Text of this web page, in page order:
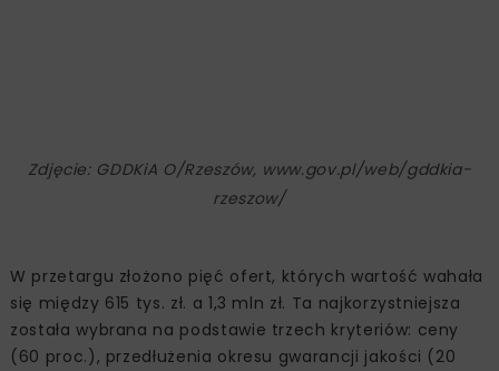
Zdjęcie: GDDKiA O/Rzeszów, www.gov.pl/web/gddkia-
rzeszow/
W przetargu złożono pięć ofert, których wartość wahała
się między 615 tys. zł. a 1,3 mln zł. Ta najkorzystniejsza
została wybrana na podstawie trzech kryteriów: ceny
(60 proc.), przedłużenia okresu gwarancji jakości (20